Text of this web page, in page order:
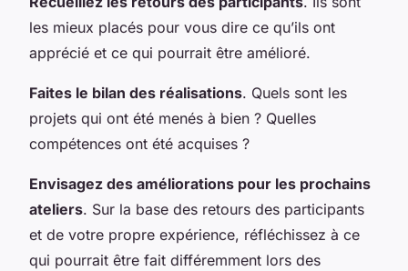
les mieux placés pour vous dire ce qu’ils ont
apprécié et ce qui pourrait être amélioré.
Faites le bilan des réalisations. Quels sont les
projets qui ont été menés à bien ? Quelles
compétences ont été acquises ?
Envisagez des améliorations pour les prochains
ateliers. Sur la base des retours des participants
et de votre propre expérience, réfléchissez à ce
qui pourrait être fait différemment lors des